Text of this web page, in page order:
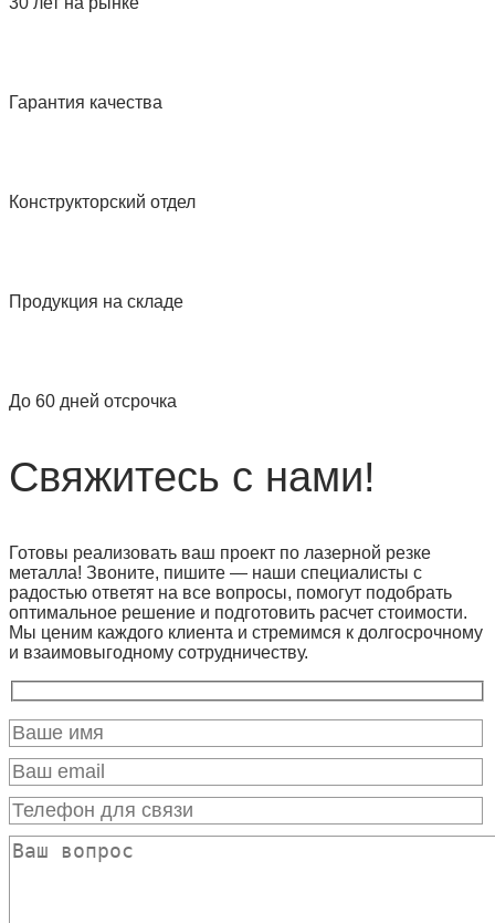
Гарантия качества
Конструкторский отдел
Продукция на складе
До 60 дней отсрочка
Свяжитесь с нами!
Готовы реализовать ваш проект по лазерной резке
металла! Звоните, пишите — наши специалисты с
радостью ответят на все вопросы, помогут подобрать
оптимальное решение и подготовить расчет стоимости.
Мы ценим каждого клиента и стремимся к долгосрочному
и взаимовыгодному сотрудничеству.